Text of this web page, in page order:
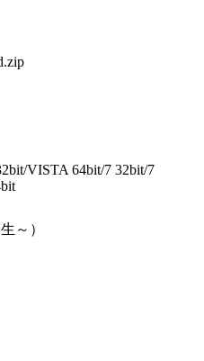
VISTA 64bit/7 32bit/7
～）